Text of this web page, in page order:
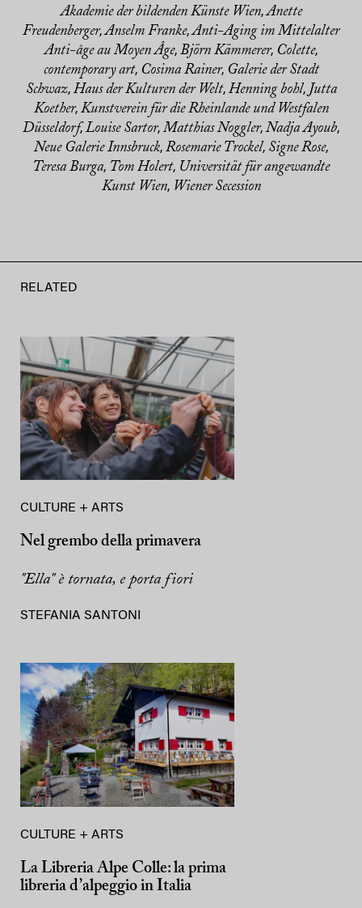
Akademie der bildenden Künste Wien,Anette
Freudenberger,Anselm Franke,Anti-Aging im Mittelalter
Anti-âge au Moyen Âge, Björn Kämmerer, Colette,
contemporary art, Cosima Rainer, Galerie der Stadt
Schwaz, Haus der Kulturen der Welt, Henning bohl, Jutta
Koether, Kunstverein für die Rheinlande und Westfalen
Düsseldorf,Louise Sartor, Matthias Noggler,Nadja Ayoub,
Neue Galerie Innsbruck, Rosemarie Trockel, Signe Rose,
Teresa Burga, Tom Holert, Universität für angewandte
Kunst Wien, Wiener Secession
RELATED
CULTURE + ARTS
Nel grembo della primavera
"Ella" è tornata, e porta fiori
STEFANIA SANTONI
CULTURE + ARTS
La Libreria Alpe Colle: la prima
libreria d’alpeggio in Italia